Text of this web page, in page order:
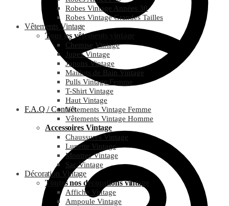
F.A.Q / Contact
Robes Vintage Années 30
Robes Vintage Grandes Tailles
Vêtements Vintage
Tous les vêtements vintage
Chemise Vintage
Jupes Vintage
Jupons Vintage
Maillots de Bain Vintage
Pulls Vintage Femme
T-Shirt Vintage
Haut Vintage
Vêtements Vintage Femme
Vêtements Vintage Homme
Accessoires Vintage
Chaussures Vintage
Lunette Vintage
Montres Vintage
Sac Vintage
Décoration Vintage
Toutes nos décorations vintage
Affiche Vintage
Ampoule Vintage